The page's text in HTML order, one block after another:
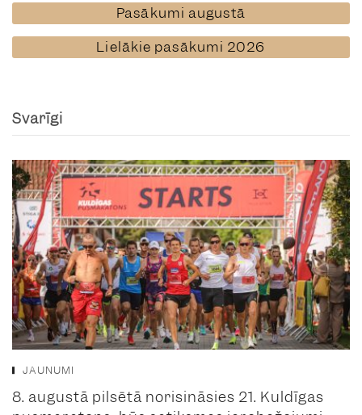
Pasākumi augustā
Lielākie pasākumi 2026
Svarīgi
JAUNUMI
8. augustā pilsētā norisināsies 21. Kuldīgas